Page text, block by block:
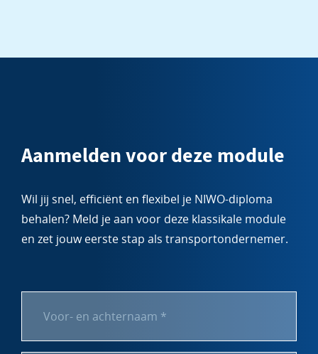
Aanmelden voor deze module
Wil jij snel, efficiënt en flexibel je NIWO-diploma
behalen? Meld je aan voor deze klassikale module
en zet jouw eerste stap als transportondernemer.